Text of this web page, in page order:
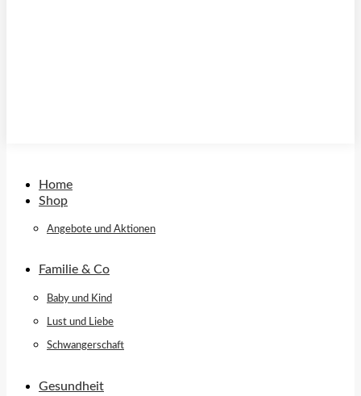
Home
Shop
Angebote und Aktionen
Familie & Co
Baby und Kind
Lust und Liebe
Schwangerschaft
Gesundheit